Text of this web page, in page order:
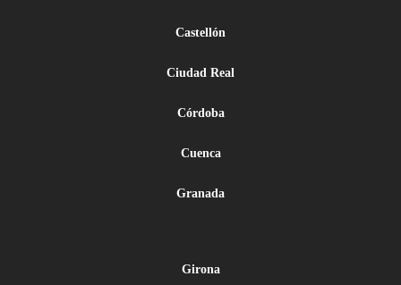
Castellón
Ciudad Real
Córdoba
Cuenca
Granada
Girona